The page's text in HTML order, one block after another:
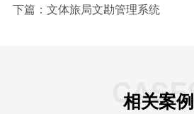
下篇： 文体旅局文勘管理系统
CASES
相关案例